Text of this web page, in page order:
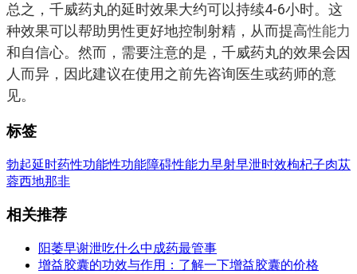
总之，千威药丸的延时效果大约可以持续4-6小时。这
种效果可以帮助男性更好地控制射精，从而提高性能力
和自信心。然而，需要注意的是，千威药丸的效果会因
人而异，因此建议在使用之前先咨询医生或药师的意
见。
标签
勃起延时药性功能性功能障碍性能力早射早泄时效枸杞子肉苁
蓉西地那非
相关推荐
阳萎早谢泄吃什么中成药最管事
增益胶囊的功效与作用：了解一下增益胶囊的价格